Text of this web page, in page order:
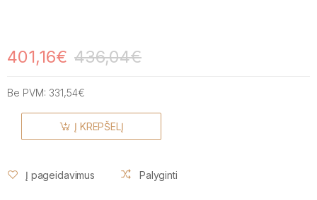
401,16€ 436,04€
Be PVM: 331,54€
Į KREPŠELĮ
Į pageidavimus Palyginti